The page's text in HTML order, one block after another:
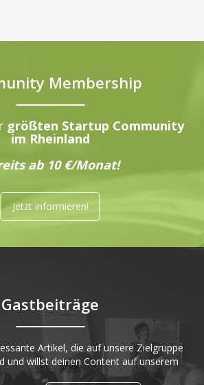
Membership
größten Startup Community
im Rheinland
ab 10 €/Monat!
Jetzt informieren!
Gastbeiträge
Artikel, die auf unsere Zielgruppe
und willst deinen Content auf unserem